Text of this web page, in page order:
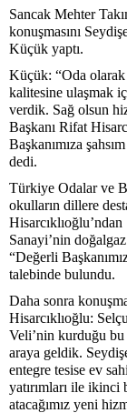
Sancak Mehter
konuşmasını
Küçük yaptı.
Küçük: “Oda
kalitesine ulaşmak
verdik. Sağ olsun
Başkanı Rifat
Başkanımıza
dedi.
Türkiye Odalar ve
okulların dillere
Sanayi’nin
“Değerli
talebinde bulundu.
Daha sonra
Hisarcıklıoğlu:
Veli’nin kurduğu
araya geldik.
entegre tesise ev
yatırımları ile
atacağımız yeni